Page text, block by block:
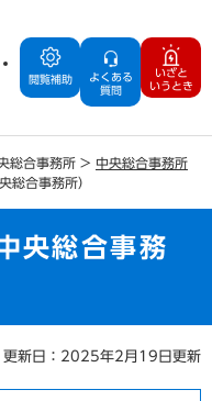
閲覧補助
よくある
質問
いざと
いうとき
総合事務所 > 中央総合事務所
総合事務所）
央総合事務
更新日：2025年2月19日更新